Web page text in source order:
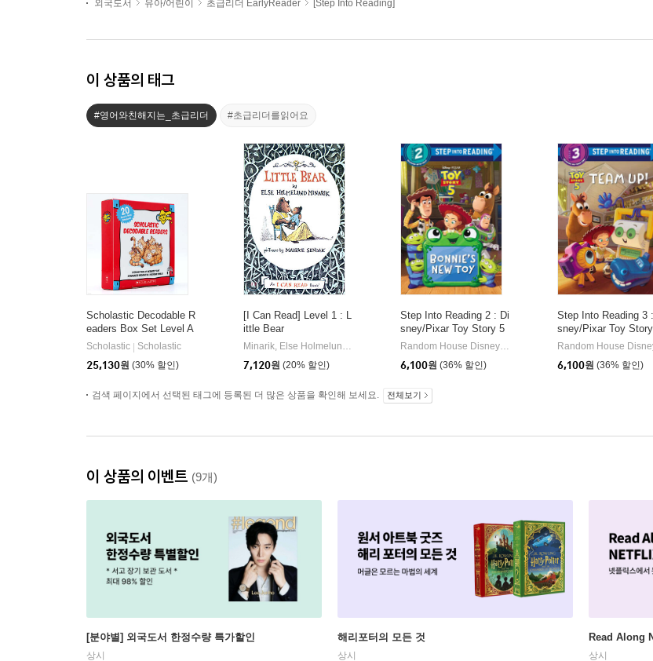
외국도서
유아/어린이 초급리더 EarlyReader [Step Into Reading]
이 상품의 태그
#영어와친해지는_초급리더 #초급리더를읽어요
Scholastic Decodable R
eaders Box Set Level A
(StoryPlus QR코드)
Scholastic
Scholastic
25,130원 (30% 할인)
[I Can Read] Level 1 : L
ittle Bear
Minarik, Else Holmelund / Sendak, Maurice | HarperCollins
7,120원 (20% 할인)
Step Into Reading 2 : Di
sney/Pixar Toy Story 5
: Bonnie's New Toy
Random House Disney/ Disney Storybook Art Team (ILT) |
6,100원 (36% 할인)
Step Into Reading 3
sney/Pixar Toy
: Team Up!
6,100원 (36% 할인)
검색 페이지에서 선택된 태그에 등록된 더 많은 상품을 확인해 보세요. 전체보기
이 상품의 이벤트 (9개)
[분야별] 외국도서 한정수량 특가할인
상시
해리포터의 모든 것
상시
Read Along
상시